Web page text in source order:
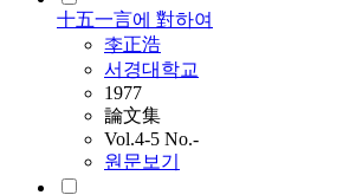
十五一言에 對하여
李正浩
서경대학교
1977
論文集
Vol.4-5 No.-
원문보기